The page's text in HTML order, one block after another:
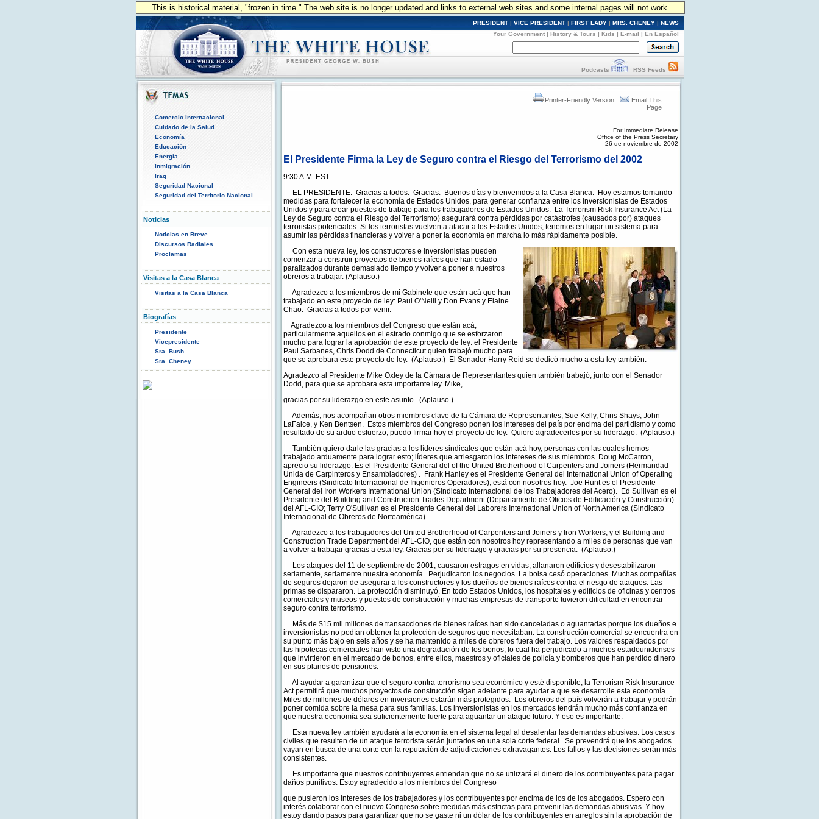
This is historical material, "frozen in time." The web site is no longer updated and links to external web sites and some internal pages will not work.
PRESIDENT | VICE PRESIDENT | FIRST LADY | MRS. CHENEY | NEWS
Your Government | History & Tours | Kids | E-mail | En Español
Podcasts RSS Feeds
Comercio Internacional
Cuidado de la Salud
Economía
Educación
Energía
Inmigración
Iraq
Seguridad Nacional
Seguridad del Territorio Nacional
Noticias
Noticias en Breve
Discursos Radiales
Proclamas
Visitas a la Casa Blanca
Visitas a la Casa Blanca
Biografías
Presidente
Vicepresidente
Sra. Bush
Sra. Cheney
Printer-Friendly Version
Email This
Page
For Immediate Release
Office of the Press Secretary
26 de noviembre de 2002
El Presidente Firma la Ley de Seguro contra el Riesgo del Terrorismo del 2002
9:30 A.M. EST
EL PRESIDENTE: Gracias a todos. Gracias. Buenos días y bienvenidos a la Casa Blanca. Hoy estamos tomando
medidas para fortalecer la economía de Estados Unidos, para generar confianza entre los inversionistas de Estados
Unidos y para crear puestos de trabajo para los trabajadores de Estados Unidos. La Terrorism Risk Insurance Act (La
Ley de Seguro contra el Riesgo del Terrorismo) asegurará contra pérdidas por catástrofes (causados por) ataques
terroristas potenciales. Si los terroristas vuelven a atacar a los Estados Unidos, tenemos en lugar un sistema para
asumir las pérdidas financieras y volver a poner la economía en marcha lo más rápidamente posible.
Con esta nueva ley, los constructores e inversionistas pueden
comenzar a construir proyectos de bienes raíces que han estado
paralizados durante demasiado tiempo y volver a poner a nuestros
obreros a trabajar. (Aplauso.)
Agradezco a los miembros de mi Gabinete que están acá que han
trabajado en este proyecto de ley: Paul O'Neill y Don Evans y Elaine
Chao. Gracias a todos por venir.
Agradezco a los miembros del Congreso que están acá,
particularmente aquellos en el estrado conmigo que se esforzaron
mucho para lograr la aprobación de este proyecto de ley: el Presidente
Paul Sarbanes, Chris Dodd de Connecticut quien trabajó mucho para
que se aprobara este proyecto de ley. (Aplauso.) El Senador Harry Reid se dedicó mucho a esta ley también.
Agradezco al Presidente Mike Oxley de la Cámara de Representantes quien también trabajó, junto con el Senador
Dodd, para que se aprobara esta importante ley. Mike,
gracias por su liderazgo en este asunto. (Aplauso.)
Además, nos acompañan otros miembros clave de la Cámara de Representantes, Sue Kelly, Chris Shays, John
LaFalce, y Ken Bentsen. Estos miembros del Congreso ponen los intereses del país por encima del partidismo y como
resultado de su arduo esfuerzo, puedo firmar hoy el proyecto de ley. Quiero agradecerles por su liderazgo. (Aplauso.)
También quiero darle las gracias a los líderes sindicales que están acá hoy, personas con las cuales hemos
trabajado arduamente para lograr esto; líderes que arriesgaron los intereses de sus miembros. Doug McCarron,
aprecio su liderazgo. Es el Presidente General del of the United Brotherhood of Carpenters and Joiners (Hermandad
Unida de Carpinteros y Ensambladores) . Frank Hanley es el Presidente General del International Union of Operating
Engineers (Sindicato Internacional de Ingenieros Operadores), está con nosotros hoy. Joe Hunt es el Presidente
General del Iron Workers International Union (Sindicato Internacional de los Trabajadores del Acero). Ed Sullivan es el
Presidente del Building and Construction Trades Department (Departamento de Oficios de Edificación y Construcción)
del AFL-CIO; Terry O'Sullivan es el Presidente General del Laborers International Union of North America (Sindicato
Internacional de Obreros de Norteamérica).
Agradezco a los trabajadores del United Brotherhood of Carpenters and Joiners y Iron Workers, y el Building and
Construction Trade Department del AFL-CIO, que están con nosotros hoy representando a miles de personas que van
a volver a trabajar gracias a esta ley. Gracias por su liderazgo y gracias por su presencia. (Aplauso.)
Los ataques del 11 de septiembre de 2001, causaron estragos en vidas, allanaron edificios y desestabilizaron
seriamente, seriamente nuestra economía. Perjudicaron los negocios. La bolsa cesó operaciones. Muchas compañías
de seguros dejaron de asegurar a los constructores y los dueños de bienes raíces contra el riesgo de ataques. Las
primas se dispararon. La protección disminuyó. En todo Estados Unidos, los hospitales y edificios de oficinas y centros
comerciales y museos y puestos de construcción y muchas empresas de transporte tuvieron dificultad en encontrar
seguro contra terrorismo.
Más de $15 mil millones de transacciones de bienes raíces han sido canceladas o aguantadas porque los dueños e
inversionistas no podían obtener la protección de seguros que necesitaban. La construcción comercial se encuentra en
su punto más bajo en seis años y se ha mantenido a miles de obreros fuera del trabajo. Los valores respaldados por
las hipotecas comerciales han visto una degradación de los bonos, lo cual ha perjudicado a muchos estadounidenses
que invirtieron en el mercado de bonos, entre ellos, maestros y oficiales de policía y bomberos que han perdido dinero
en sus planes de pensiones.
Al ayudar a garantizar que el seguro contra terrorismo sea económico y esté disponible, la Terrorism Risk Insurance
Act permitirá que muchos proyectos de construcción sigan adelante para ayudar a que se desarrolle esta economía.
Miles de millones de dólares en inversiones estarán más protegidos. Los obreros del país volverán a trabajar y podrán
poner comida sobre la mesa para sus familias. Los inversionistas en los mercados tendrán mucho más confianza en
que nuestra economía sea suficientemente fuerte para aguantar un ataque futuro. Y eso es importante.
Esta nueva ley también ayudará a la economía en el sistema legal al desalentar las demandas abusivas. Los casos
civiles que resulten de un ataque terrorista serán juntados en una sola corte federal. Se prevendrá que los abogados
vayan en busca de una corte con la reputación de adjudicaciones extravagantes. Los fallos y las decisiones serán más
consistentes.
Es importante que nuestros contribuyentes entiendan que no se utilizará el dinero de los contribuyentes para pagar
daños punitivos. Estoy agradecido a los miembros del Congreso
que pusieron los intereses de los trabajadores y los contribuyentes por encima de los de los abogados. Espero con
interés colaborar con el nuevo Congreso sobre medidas más estrictas para prevenir las demandas abusivas. Y hoy
estoy dando pasos para garantizar que no se gaste ni un dólar de los contribuyentes en arreglos sin la aprobación de